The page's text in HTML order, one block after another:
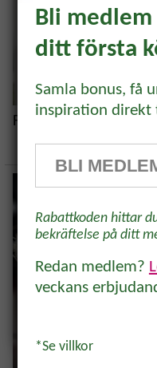
Få syrener att hålla
rabatt!
få 10% rabatt
inkorgen.
Bli medlem
ditt första
Samla bonus, få
inspiration direkt
BLI
Rabattkoden hittar
bekräftelse på ditt
Redan medlem?
veckans
*Se villkor